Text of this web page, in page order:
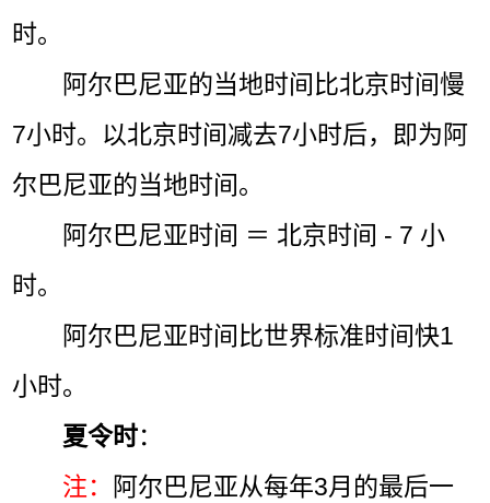
时。
阿尔巴尼亚的当地时间比北京时间慢
7小时。以北京时间减去7小时后，即为阿
尔巴尼亚的当地时间。
阿尔巴尼亚时间 ＝ 北京时间 - 7 小
时。
阿尔巴尼亚时间比世界标准时间快1
小时。
夏令时：
注：
阿尔巴尼亚从每年3月的最后一